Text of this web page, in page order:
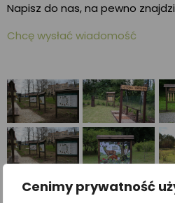
Cenimy prywatność
Napisz do nas, na pewno
Chcę wysłać wiadomość